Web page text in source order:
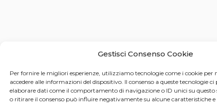
Gestisci Consenso Cookie
Per fornire le migliori esperienze, utilizziamo tecnologie come i cookie per
accedere alle informazioni del dispositivo. Il consenso a queste tecnologie
elaborare dati come il comportamento di navigazione o ID unici su questo
o ritirare il consenso può influire negativamente su alcune caratteristiche